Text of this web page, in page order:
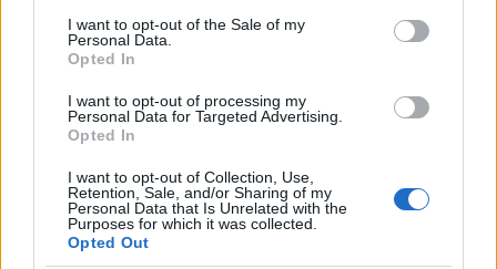
I want to opt-out of the Sale of my
Personal Data.
Opted In
I want to opt-out of processing my
Personal Data for Targeted Advertising.
Opted In
I want to opt-out of Collection, Use,
Retention, Sale, and/or Sharing of my
Personal Data that Is Unrelated with the
Purposes for which it was collected.
Opted Out
un mesetto abbondante fa. Un istituto americano
ci aveva inserito all’interno di un report sulla
disinformazione putiniana
mettere “in dubbio la narrativa mainstream
sulle atrocità di Bucha”
molti altri -, ovvero la dichiarazione da parte di
Rosemary DiCarlo, sottosegretario generale delle
Nazioni Unite, il quale riferiva di “